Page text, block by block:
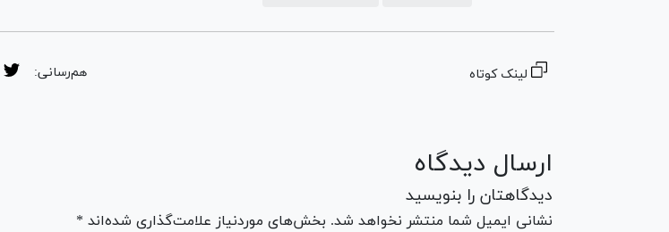
لینک کوتاه هم‌رسانی:
ارسال دیدگاه
دیدگاهتان را بنویسید
نشانی ایمیل شما منتشر نخواهد شد. بخش‌های موردنیاز علامت‌گذاری شده‌اند *